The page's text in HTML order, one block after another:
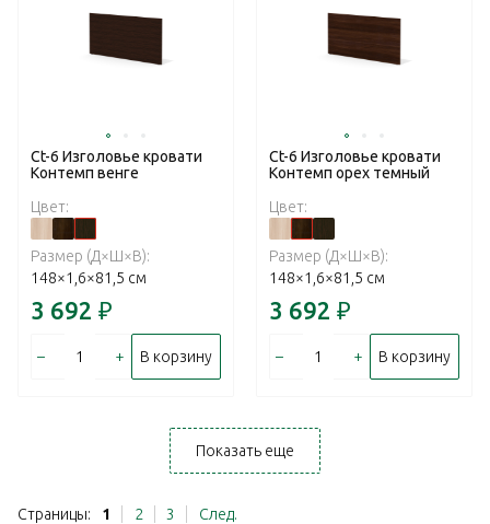
Ct-6 Изголовье кровати
Контемп венге
Цвет:
Размер (Д×Ш×В):
148×1,6×81,5 см
3 692 ₽
– + В корзину
Ct-6 Изголовье кровати
Контемп орех темный
Цвет:
Размер (Д×Ш×В):
148×1,6×81,5 см
3 692 ₽
– + В корзину
Показать еще
Страницы: 1 2 3 След.